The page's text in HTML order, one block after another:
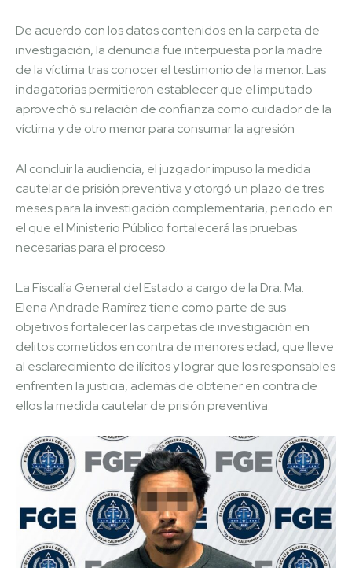
De acuerdo con los datos contenidos en la carpeta de
investigación, la denuncia fue interpuesta por la madre
de la víctima tras conocer el testimonio de la menor. Las
indagatorias permitieron establecer que el imputado
aprovechó su relación de confianza como cuidador de la
víctima y de otro menor para consumar la agresión
Al concluir la audiencia, el juzgador impuso la medida
cautelar de prisión preventiva y otorgó un plazo de tres
meses para la investigación complementaria, periodo en
el que el Ministerio Público fortalecerá las pruebas
necesarias para el proceso.
La Fiscalía General del Estado a cargo de la Dra. Ma.
Elena Andrade Ramírez tiene como parte de sus
objetivos fortalecer las carpetas de investigación en
delitos cometidos en contra de menores edad, que lleve
al esclarecimiento de ilícitos y lograr que los responsables
enfrenten la justicia, además de obtener en contra de
ellos la medida cautelar de prisión preventiva.